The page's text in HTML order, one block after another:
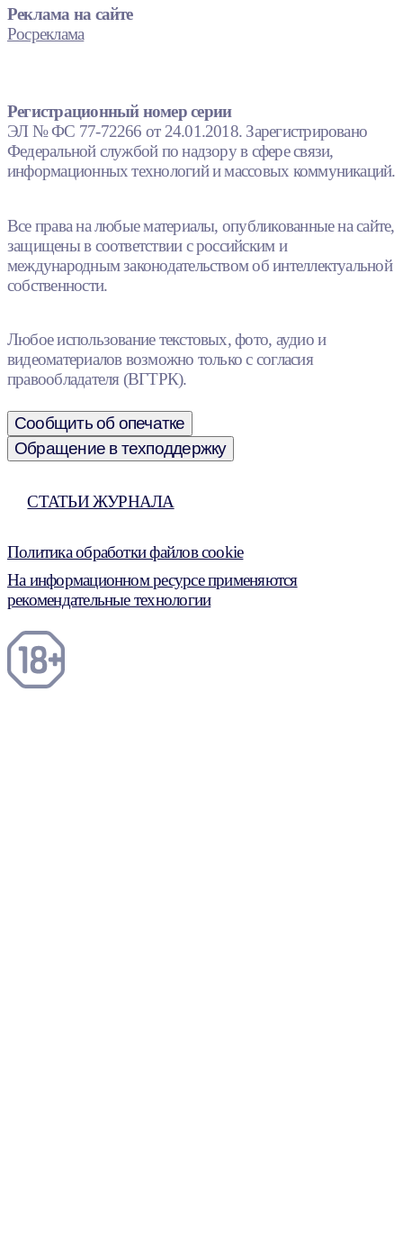
Реклама на сайте
Росреклама
Регистрационный номер серии
ЭЛ № ФС 77-72266 от 24.01.2018. Зарегистрировано
Федеральной службой по надзору в сфере связи,
информационных технологий и массовых коммуникаций.
Все права на любые материалы, опубликованные на сайте,
защищены в соответствии с российским и
международным законодательством об интеллектуальной
собственности.
Любое использование текстовых, фото, аудио и
видеоматериалов возможно только с согласия
правообладателя (ВГТРК).
Сообщить об опечатке
Обращение в техподдержку
СТАТЬИ ЖУРНАЛА
Политика обработки файлов cookie
На информационном ресурсе применяются
рекомендательные технологии